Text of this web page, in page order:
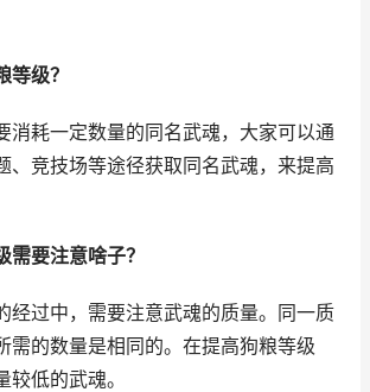
等级？
消耗一定数量的同名武魂，大家可以通
、竞技场等途径获取同名武魂，来提高
需要注意啥子？
经过中，需要注意武魂的质量。同一质
需的数量是相同的。在提高狗粮等级
低的武魂。